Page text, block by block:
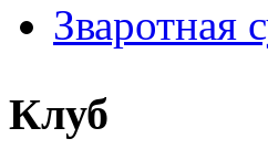
Зваротная
Клуб